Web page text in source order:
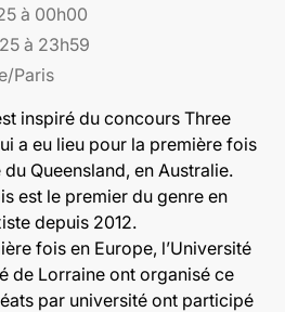
à 00h00
à 23h59
Paris
inspiré du concours Three
a eu lieu pour la première fois
Queensland, en Australie.
est le premier du genre en
depuis 2012.
fois en Europe, l’Université
de Lorraine ont organisé ce
par université ont participé